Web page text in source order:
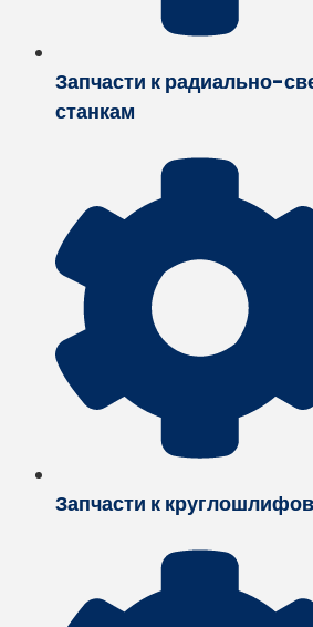
Запчасти к радиально-
станкам
Запчасти к